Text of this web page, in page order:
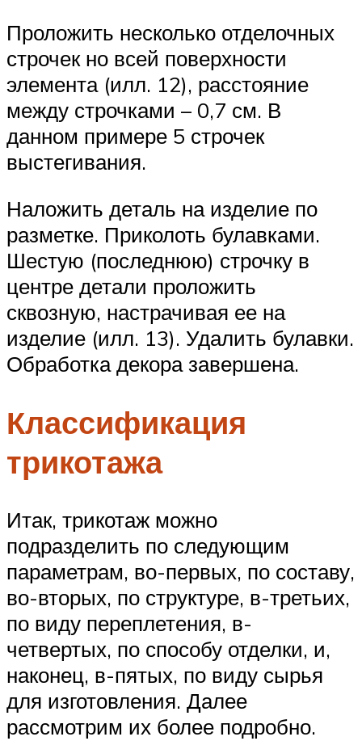
Проложить несколько отделочных
строчек но всей поверхности
элемента (илл. 12), расстояние
между строчками – 0,7 см. В
данном примере 5 строчек
выстегивания.
Наложить деталь на изделие по
разметке. Приколоть булавками.
Шестую (последнюю) строчку в
центре детали проложить
сквозную, настрачивая ее на
изделие (илл. 13). Удалить булавки.
Обработка декора завершена.
Классификация
трикотажа
Итак, трикотаж можно
подразделить по следующим
параметрам, во-первых, по составу,
во-вторых, по структуре, в-третьих,
по виду переплетения, в-
четвертых, по способу отделки, и,
наконец, в-пятых, по виду сырья
для изготовления. Далее
рассмотрим их более подробно.